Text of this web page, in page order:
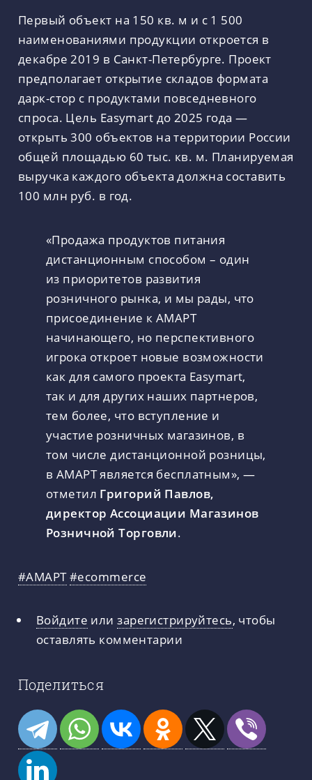
Первый объект на 150 кв. м и с 1 500
наименованиями продукции откроется в
декабре 2019 в Санкт-Петербурге. Проект
предполагает открытие складов формата
дарк-стор с продуктами повседневного
спроса. Цель Easymart до 2025 года —
открыть 300 объектов на территории России
общей площадью 60 тыс. кв. м. Планируемая
выручка каждого объекта должна составить
100 млн руб. в год.
«Продажа продуктов питания
дистанционным способом – один
из приоритетов развития
розничного рынка, и мы рады, что
присоединение к АМАРТ
начинающего, но перспективного
игрока откроет новые возможности
как для самого проекта Easymart,
так и для других наших партнеров,
тем более, что вступление и
участие розничных магазинов, в
том числе дистанционной розницы,
в АМАРТ является бесплатным», —
отметил Григорий Павлов,
директор Ассоциации Магазинов
Розничной Торговли.
#АМАРТ#ecommerce
Войдите илизарегистрируйтесь, чтобы
оставлять комментарии
Поделиться